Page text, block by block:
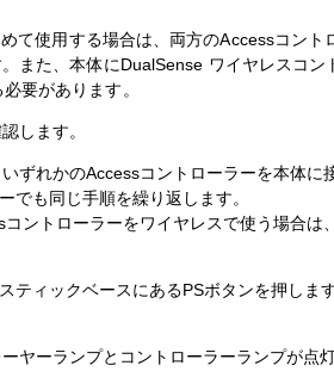
て使用する場合は、両方のAccessコント
また、本体にDualSense ワイヤレスコン
要があります。
します。
ずれかのAccessコントローラーを本体に
でも同じ手順を繰り返します。
ントローラーをワイヤレスで使う場合は
ティックベースにあるPSボタンを押します
ヤーランプとコントローラーランプが点灯